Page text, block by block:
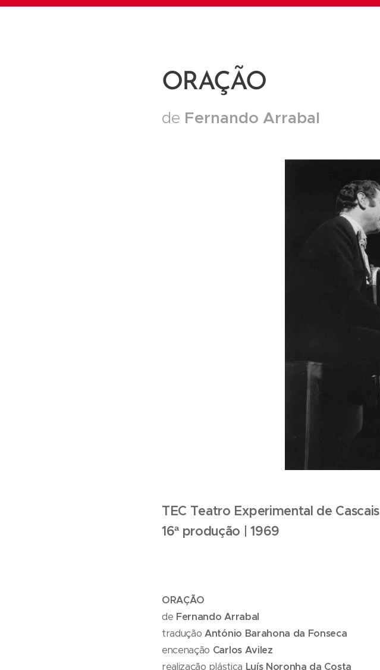
ORAÇÃO
de Fernando Arrabal
TEC Teatro Experimental de Cascais
16ª produção | 1969
ORAÇÃO
de Fernando Arrabal
tradução António Barahona da Fonseca
encenação Carlos Avilez
realização plástica Luís Noronha da Costa